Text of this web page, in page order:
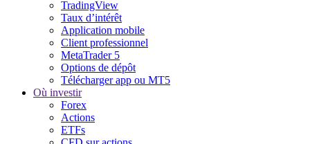
TradingView
Taux d’intérêt
Application mobile
Client professionnel
MetaTrader 5
Options de dépôt
Télécharger app ou MT5
Où investir
Forex
Actions
ETFs